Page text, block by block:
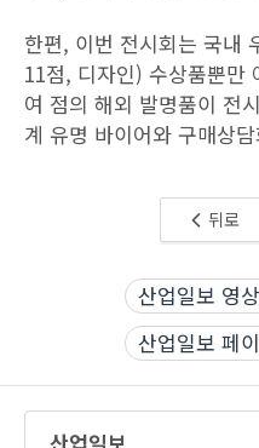
한편, 이번 전시회는 국내
11점, 디자인) 수상품뿐만
여 점의 해외 발명품이 전
계 유명 바이어와 구매상
뒤로
산업일보 영
산업일보 페